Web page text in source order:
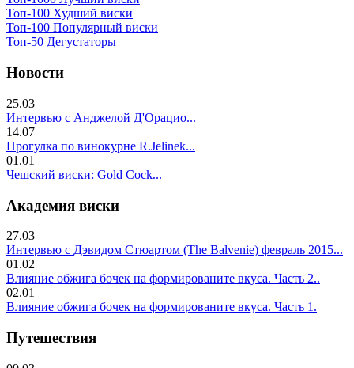
Топ-100 Худший виски
Топ-100 Популярный виски
Топ-50 Дегустаторы
Новости
25.03
Интервью с Анджелой Д'Орацио...
14.07
Прогулка по винокурне R.Jelinek...
01.01
Чешский виски: Gold Cock...
Академия виски
27.03
Интервью с Дэвидом Стюартом (The Balvenie) февраль 2015...
01.02
Влияние обжига бочек на формированите вкуса. Часть 2..
02.01
Влияние обжига бочек на формированите вкуса. Часть 1.
Путешествия